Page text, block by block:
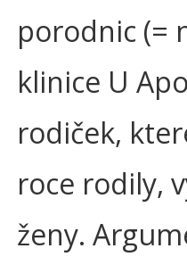
porodnic (=
klinice U
rodiček,
roce rodily,
ženy.